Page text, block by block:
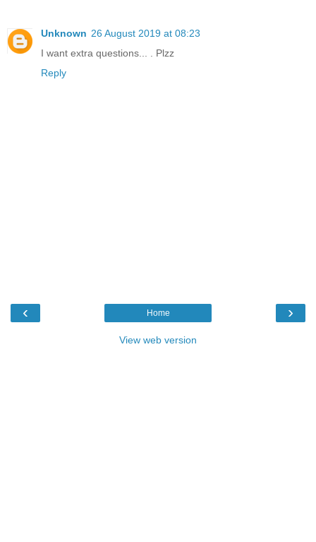
Unknown 26 August 2019 at 08:23
I want extra questions... . Plzz
Reply
‹ ›
Home
View web version